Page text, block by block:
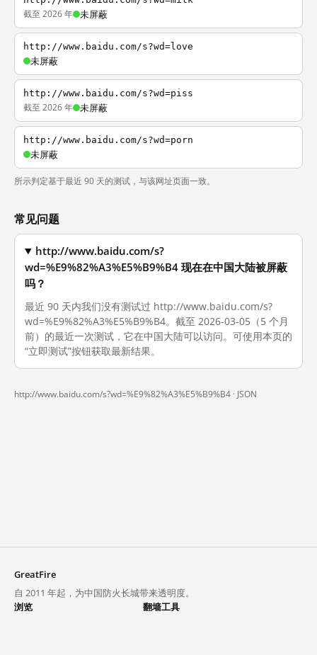
截至 2026 年 未屏蔽
http://www.baidu.com/s?wd=love
未屏蔽
http://www.baidu.com/s?wd=piss
截至 2026 年 未屏蔽
http://www.baidu.com/s?wd=porn
未屏蔽
所示判定基于最近 90 天的测试，与该网址页面一致。
常见问题
http://www.baidu.com/s?
wd=%E9%82%A3%E5%B9%B4 现在在中国大陆被屏蔽
吗？
最近 90 天内我们没有测试过 http://www.baidu.com/s?
wd=%E9%82%A3%E5%B9%B4。截至 2026-03-05（5 个月
前）的最近一次测试，它在中国大陆可以访问。可使用本页的
“立即测试”按钮获取最新结果。
http://www.baidu.com/s?wd=%E9%82%A3%E5%B9%B4 · JSON
GreatFire
自 2011 年起，为中国防火长城带来透明度。
浏览
翻墙工具